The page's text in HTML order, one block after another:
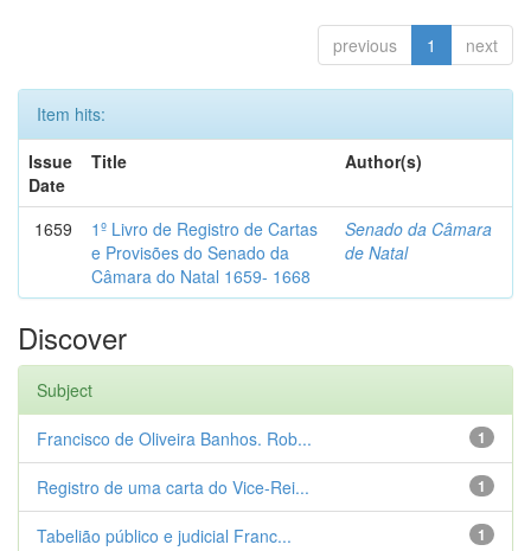
previous 1 next
Item hits:
Issue
Date
Title Author(s)
1659
1º Livro de Registro de Cartas
e Provisões do Senado da
Câmara do Natal 1659- 1668
Senado da Câmara
de Natal
Discover
Subject
1
Francisco de Oliveira Banhos. Rob...
1
Registro de uma carta do Vice-Rei...
1
Tabelião público e judicial Franc...